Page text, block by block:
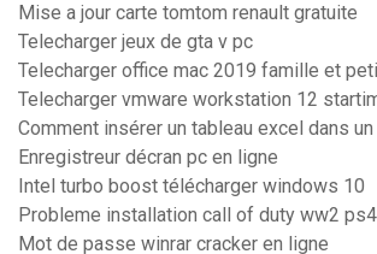
Mise a jour carte tomtom renault gratuite
Telecharger jeux de gta v pc
Telecharger office mac 2019 famille et
Telecharger vmware workstation 12
Comment insérer un tableau excel dans
Enregistreur décran pc en ligne
Intel turbo boost télécharger windows 10
Probleme installation call of duty ww2 ps4
Mot de passe winrar cracker en ligne